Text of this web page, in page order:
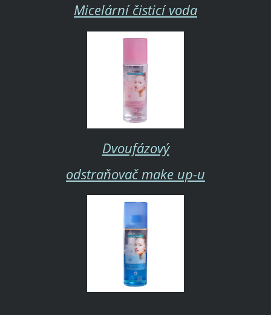
Micelární čisticí voda
Dvoufázový
odstraňovač make up-u